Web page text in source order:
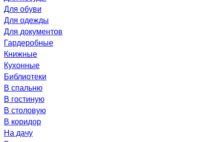
Для обуви
Для одежды
Для документов
Гардеробные
Книжные
Кухонные
Библиотеки
В спальню
В гостиную
В столовую
В коридор
На дачу